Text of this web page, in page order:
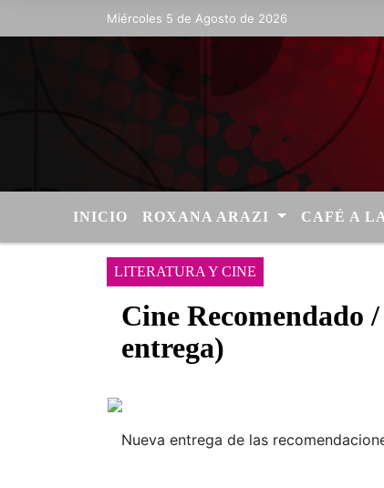
Miércoles 5 de Agosto de 2026
Hoy es Miércoles 5 de Agosto de
INICIO ROXANA ARAZI CAFÉ A
LITERATURA Y CINE
Cine Recomendado
entrega)
Nueva entrega de las